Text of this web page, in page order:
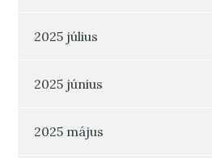
2025 július
2025 június
2025 május